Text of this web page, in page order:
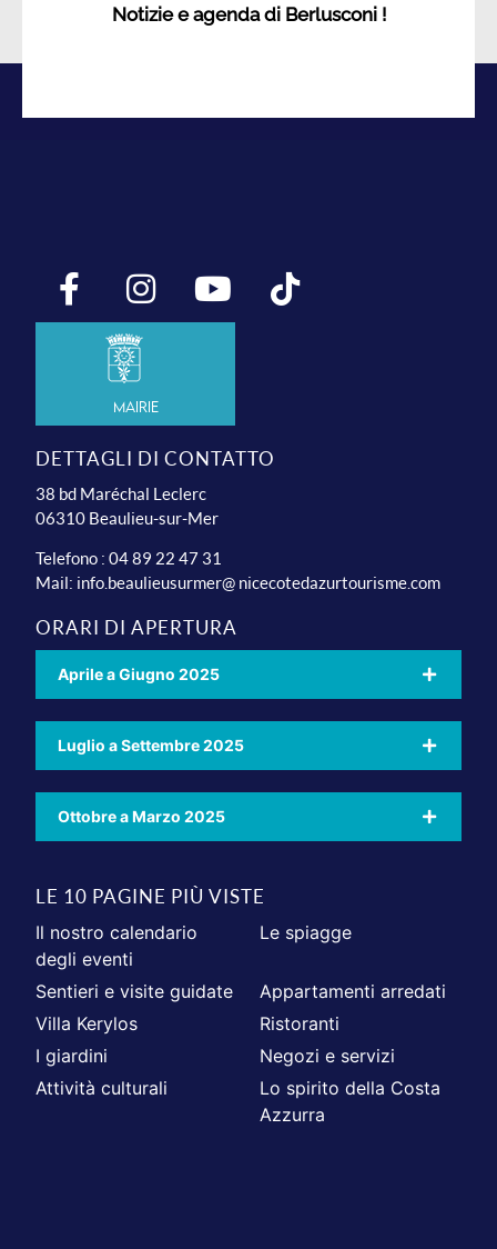
Notizie e agenda di Berlusconi !
Mairie
DETTAGLI DI CONTATTO
38 bd Maréchal Leclerc
06310 Beaulieu-sur-Mer
Telefono : 04 89 22 47 31
Mail: info.beaulieusurmer@ nicecotedazurtourisme.com
ORARI DI APERTURA
Aprile a Giugno 2025
Luglio a Settembre 2025
Ottobre a Marzo 2025
LE 10 PAGINE PIÙ VISTE
Il nostro calendario
degli eventi
Le spiagge
Sentieri e visite guidate
Appartamenti arredati
Villa Kerylos
Ristoranti
I giardini
Negozi e servizi
Attività culturali
Lo spirito della Costa
Azzurra